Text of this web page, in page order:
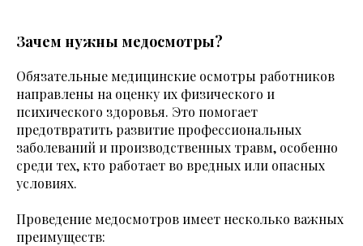
Зачем нужны медосмотры?
Обязательные медицинские осмотры работников
направлены на оценку их физического и
психического здоровья. Это помогает
предотвратить развитие профессиональных
заболеваний и производственных травм, особенно
среди тех, кто работает во вредных или опасных
условиях.
Проведение медосмотров имеет несколько важных
преимуществ: